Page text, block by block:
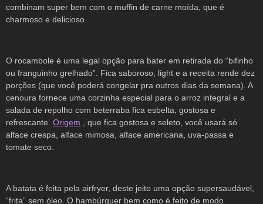
combinam super bem com o muffin de carne moída, que é
charmoso e delicioso.
O rocambole é uma legal opção para bater em retirada do “bifinho
ou franguinho grelhado”. Fica saboroso, light e a receita rende dez
porções (que você poderá congelar pra outros dias da semana). A
cenoura fornece uma corzinha especial para o arroz integral e a
salada de repolho com beterraba fica esbelta, gostosa e
refrescante. Origem , que fica gostosa e seleto, você usará só
alface crespa, alface mimosa, alface americana, uva-passa e
tomate seco.
A batata é feita pela airfryer, deste jeito uma opção supersaudável,
“frita” sem óleo. O hambúrguer bem como é feito de modo